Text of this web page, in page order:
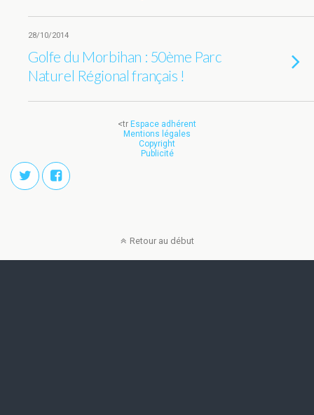
28/10/2014
Golfe du Morbihan : 50ème Parc
Naturel Régional français !
<tr Espace adhérent
Mentions légales
Copyright
Publicité
Retour au début